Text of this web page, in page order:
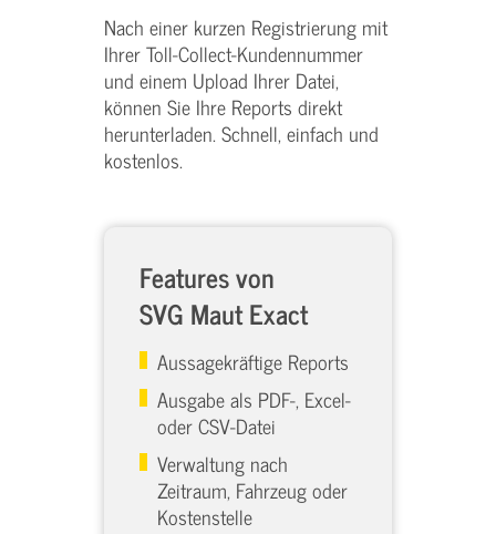
Nach einer kurzen Registrierung mit
Ihrer Toll-Collect-Kundennummer
und einem Upload Ihrer Datei,
können Sie Ihre Reports direkt
herunterladen. Schnell, einfach und
kostenlos.
Features von
SVG Maut Exact
Aussagekräftige Reports
Ausgabe als PDF-, Excel-
oder CSV-Datei
Verwaltung nach
Zeitraum, Fahrzeug oder
Kostenstelle